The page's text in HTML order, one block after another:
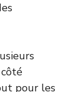
pour les